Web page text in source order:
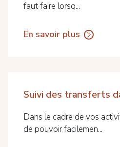
faut faire lorsq...
En savoir plus
Suivi des transferts
Dans le cadre de vos
de pouvoir facilemen...